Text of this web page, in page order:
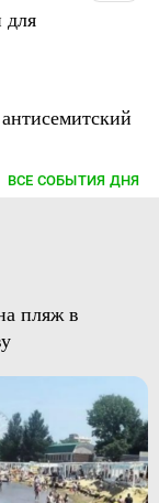
для
ВСЕ СОБЫТИЯ ДНЯ
пляж в